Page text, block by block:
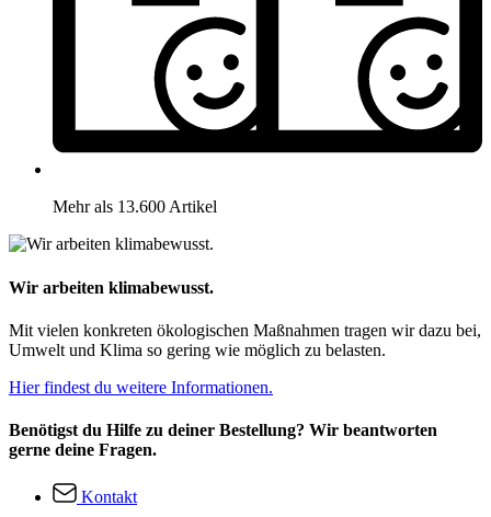
Mehr als 13.600 Artikel
Wir arbeiten klimabewusst.
Mit vielen konkreten ökologischen Maßnahmen tragen wir dazu bei,
Umwelt und Klima so gering wie möglich zu belasten.
Hier findest du weitere Informationen.
Benötigst du Hilfe zu deiner Bestellung? Wir beantworten
gerne deine Fragen.
Kontakt